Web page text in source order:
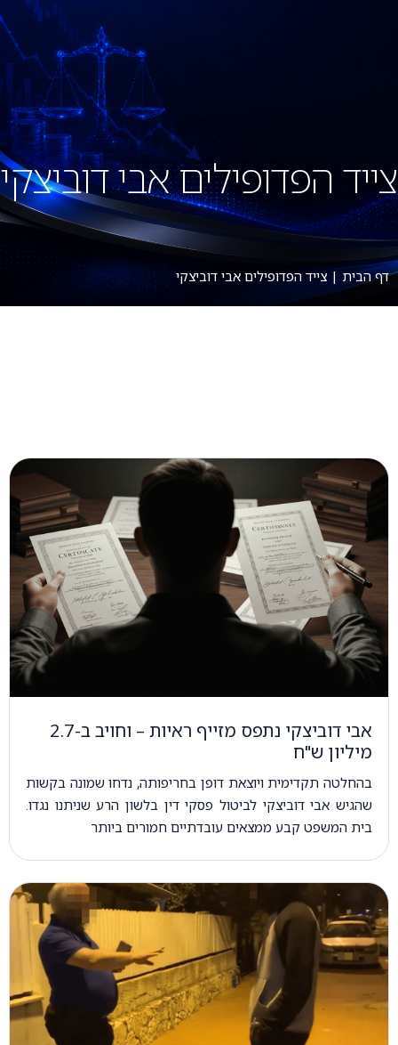
צייד הפדופילים אבי דוביצקי
דף הבית |צייד הפדופילים אבי דוביצקי
אבי דוביצקי נתפס מזייף ראיות – וחויב ב-2.7
מיליון ש"ח
בהחלטה תקדימית ויוצאת דופן בחריפותה, נדחו שמונה בקשות
שהגיש אבי דוביצקי לביטול פסקי דין בלשון הרע שניתנו נגדו.
בית המשפט קבע ממצאים עובדתיים חמורים ביותר